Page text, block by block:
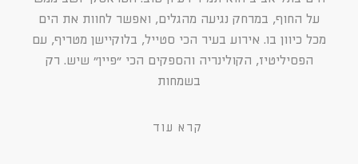
על החוף, במרחק נגיעה מהגלים, ואפשר לחוות את הים
מכל כיוון בו. אירוע בעיר הכי סטייל, בלוקיישן מטריף, עם
הפסיליטיז, הקולינריה והספקים הכי ״פיין״ שיש. רק
בשמחות
קרא עוד